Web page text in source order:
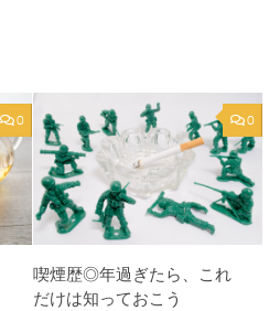
0 0
喫煙歴◎年過ぎたら、これ
だけは知っておこう